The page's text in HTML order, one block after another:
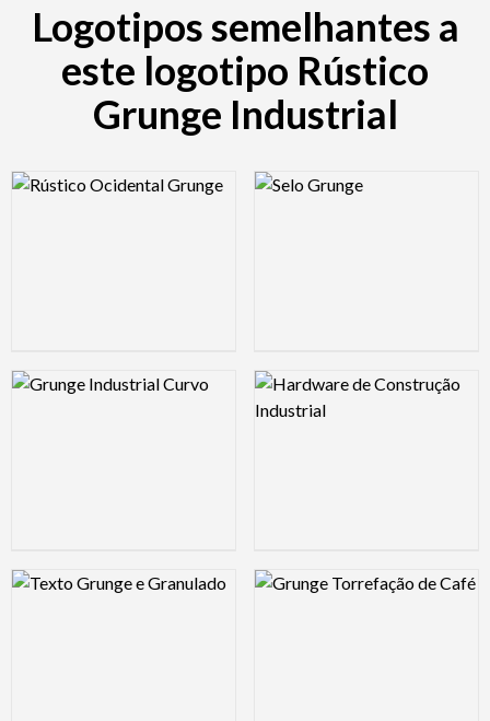
Logotipos semelhantes a
este logotipo Rústico
Grunge Industrial
Logo Preview Image Logo Preview Image
Logo Preview Image Logo Preview Image
Logo Preview Image Logo Preview Image